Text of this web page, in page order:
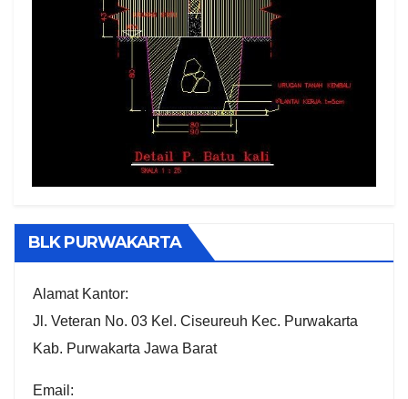
BLK PURWAKARTA
Alamat Kantor:
Jl. Veteran No. 03 Kel. Ciseureuh Kec. Purwakarta
Kab. Purwakarta Jawa Barat
Email: